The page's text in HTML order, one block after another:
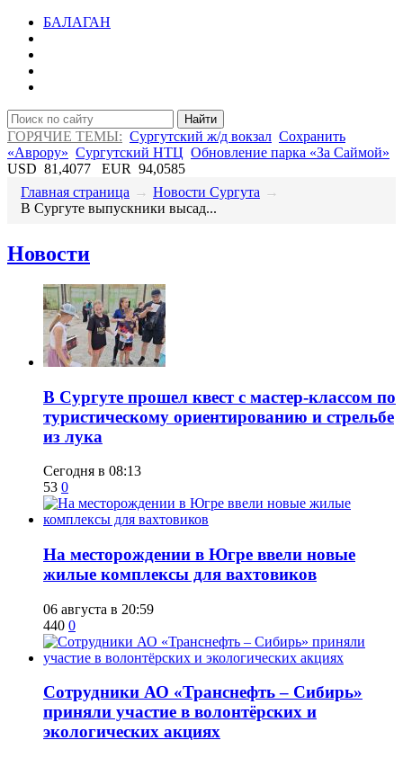
БАЛАГАН
Найти
ГОРЯЧИЕ ТЕМЫ: Сургутский ж/д вокзал Сохранить
«Аврору» Сургутский НТЦ Обновление парка «За Саймой»
USD 81,4077 EUR 94,0585
Главная страница → Новости Сургута →
В Сургуте выпускники высад...
Новости
В Сургуте прошел квест с мастер-классом по
туристическому ориентированию и стрельбе
из лука
Сегодня в 08:13
53 0
​На месторождении в Югре ввели новые
жилые комплексы для вахтовиков
06 августа в 20:59
440 0
Сотрудники АО «Транснефть – Сибирь»
приняли участие в волонтёрских и
экологических акциях